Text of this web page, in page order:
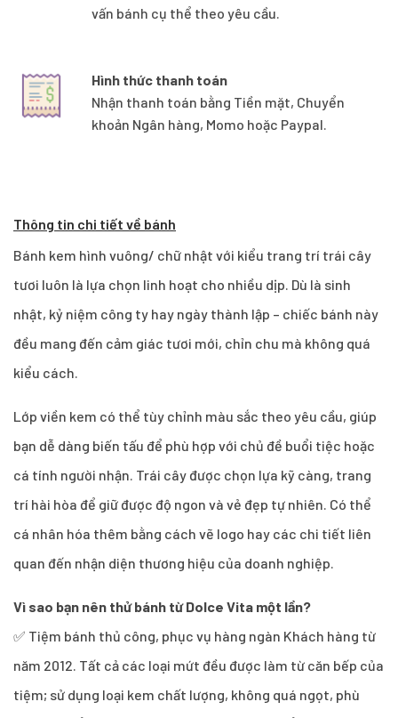
vấn bánh cụ thể theo yêu cầu.
Hình thức thanh toán
Nhận thanh toán bằng Tiền mặt, Chuyển
khoản Ngân hàng, Momo hoặc Paypal.
Thông tin chi tiết về bánh
Bánh kem hình vuông/ chữ nhật với kiểu trang trí trái cây
tươi luôn là lựa chọn linh hoạt cho nhiều dịp. Dù là sinh
nhật, kỷ niệm công ty hay ngày thành lập – chiếc bánh này
đều mang đến cảm giác tươi mới, chỉn chu mà không quá
kiểu cách.
Lớp viền kem có thể tùy chỉnh màu sắc theo yêu cầu, giúp
bạn dễ dàng biến tấu để phù hợp với chủ đề buổi tiệc hoặc
cá tính người nhận. Trái cây được chọn lựa kỹ càng, trang
trí hài hòa để giữ được độ ngon và vẻ đẹp tự nhiên. Có thể
cá nhân hóa thêm bằng cách vẽ logo hay các chi tiết liên
quan đến nhận diện thương hiệu của doanh nghiệp.
Vì sao bạn nên thử bánh từ Dolce Vita một lần?
✅ Tiệm bánh thủ công, phục vụ hàng ngàn Khách hàng từ
năm 2012. Tất cả các loại mứt đều được làm từ căn bếp của
tiệm; sử dụng loại kem chất lượng, không quá ngọt, phù